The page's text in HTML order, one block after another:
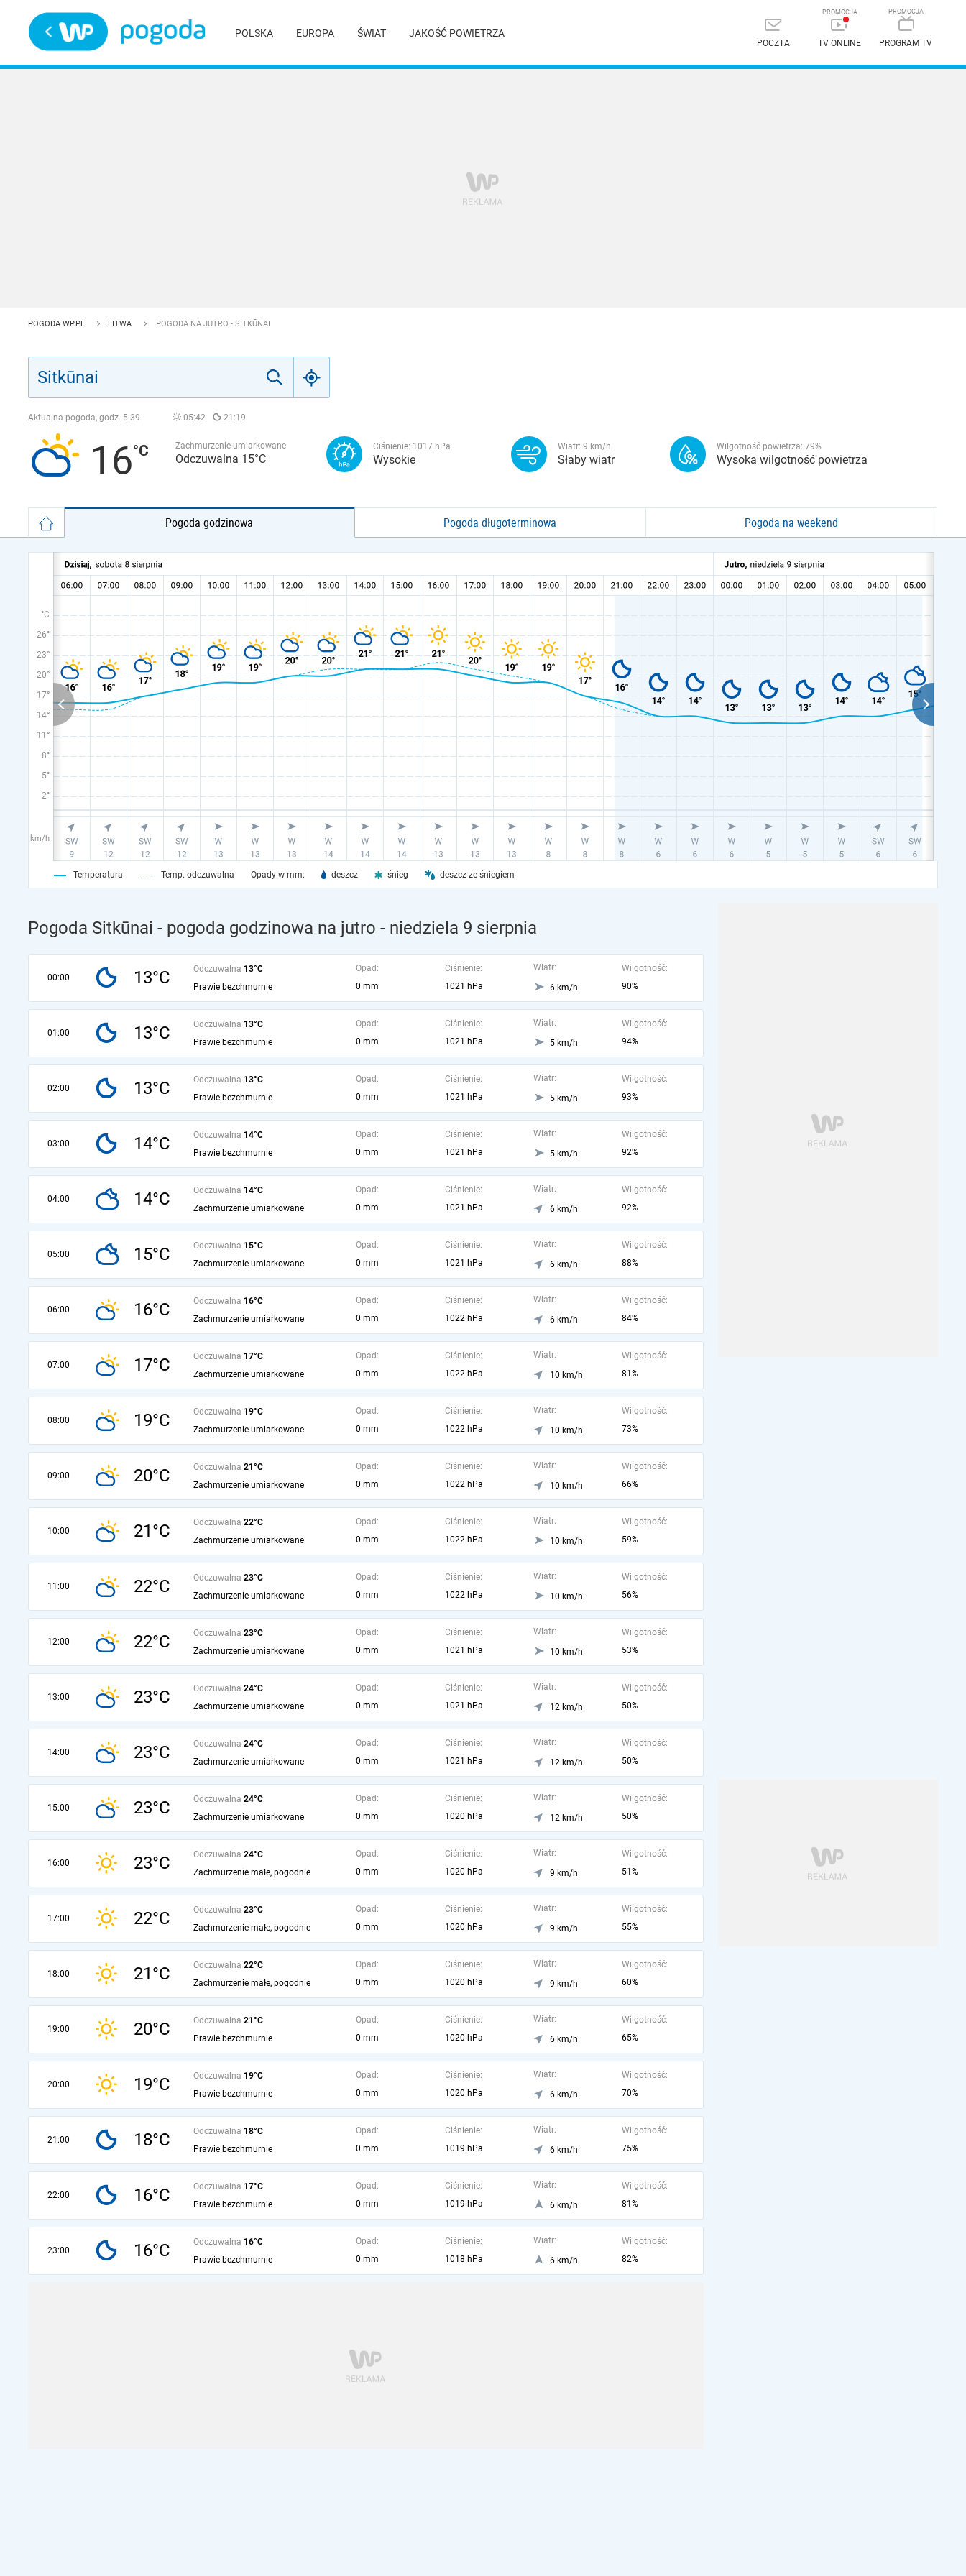
POLSKA EUROPA ŚWIAT JAKOŚĆ POWIETRZA
POCZTA TV ONLINE PROGRAM TV
POGODA WP.PL LITWA POGODA NA JUTRO - SITKŪNAI
Aktualna pogoda, godz. 5:39 05:42 21:19
16 Zachmurzenie umiarkowane
Odczuwalna 15°C
Ciśnienie: 1017 hPa
Wysokie
Wiatr: 9 km/h
Słaby wiatr
Wilgotność powietrza: 79%
Wysoka wilgotność powietrza
Pogoda godzinowa Pogoda długoterminowa Pogoda na weekend
°C
26°
23°
20°
17°
14°
11°
8°
5°
2°
km/h
Temperatura Temp. odczuwalna Opady w mm: deszcz śnieg deszcz ze śniegiem
Pogoda Sitkūnai - pogoda godzinowa na jutro - niedziela 9 sierpnia
00:00 13°C Odczuwalna 13°C
Prawie bezchmurnie
Opad:
0 mm
Ciśnienie:
1021 hPa
Wiatr:
6 km/h
Wilgotność:
90%
01:00 13°C Odczuwalna 13°C
Prawie bezchmurnie
Opad:
0 mm
Ciśnienie:
1021 hPa
Wiatr:
5 km/h
Wilgotność:
94%
02:00 13°C Odczuwalna 13°C
Prawie bezchmurnie
Opad:
0 mm
Ciśnienie:
1021 hPa
Wiatr:
5 km/h
Wilgotność:
93%
03:00 14°C Odczuwalna 14°C
Prawie bezchmurnie
Opad:
0 mm
Ciśnienie:
1021 hPa
Wiatr:
5 km/h
Wilgotność:
92%
04:00 14°C Odczuwalna 14°C
Zachmurzenie umiarkowane
Opad:
0 mm
Ciśnienie:
1021 hPa
Wiatr:
6 km/h
Wilgotność:
92%
05:00 15°C Odczuwalna 15°C
Zachmurzenie umiarkowane
Opad:
0 mm
Ciśnienie:
1021 hPa
Wiatr:
6 km/h
Wilgotność:
88%
06:00 16°C Odczuwalna 16°C
Zachmurzenie umiarkowane
Opad:
0 mm
Ciśnienie:
1022 hPa
Wiatr:
6 km/h
Wilgotność:
84%
07:00 17°C Odczuwalna 17°C
Zachmurzenie umiarkowane
Opad:
0 mm
Ciśnienie:
1022 hPa
Wiatr:
10 km/h
Wilgotność:
81%
08:00 19°C Odczuwalna 19°C
Zachmurzenie umiarkowane
Opad:
0 mm
Ciśnienie:
1022 hPa
Wiatr:
10 km/h
Wilgotność:
73%
09:00 20°C Odczuwalna 21°C
Zachmurzenie umiarkowane
Opad:
0 mm
Ciśnienie:
1022 hPa
Wiatr:
10 km/h
Wilgotność:
66%
10:00 21°C Odczuwalna 22°C
Zachmurzenie umiarkowane
Opad:
0 mm
Ciśnienie:
1022 hPa
Wiatr:
10 km/h
Wilgotność:
59%
11:00 22°C Odczuwalna 23°C
Zachmurzenie umiarkowane
Opad:
0 mm
Ciśnienie:
1022 hPa
Wiatr:
10 km/h
Wilgotność:
56%
12:00 22°C Odczuwalna 23°C
Zachmurzenie umiarkowane
Opad:
0 mm
Ciśnienie:
1021 hPa
Wiatr:
10 km/h
Wilgotność:
53%
13:00 23°C Odczuwalna 24°C
Zachmurzenie umiarkowane
Opad:
0 mm
Ciśnienie:
1021 hPa
Wiatr:
12 km/h
Wilgotność:
50%
14:00 23°C Odczuwalna 24°C
Zachmurzenie umiarkowane
Opad:
0 mm
Ciśnienie:
1021 hPa
Wiatr:
12 km/h
Wilgotność:
50%
15:00 23°C Odczuwalna 24°C
Zachmurzenie umiarkowane
Opad:
0 mm
Ciśnienie:
1020 hPa
Wiatr:
12 km/h
Wilgotność:
50%
16:00 23°C Odczuwalna 24°C
Zachmurzenie małe, pogodnie
Opad:
0 mm
Ciśnienie:
1020 hPa
Wiatr:
9 km/h
Wilgotność:
51%
17:00 22°C Odczuwalna 23°C
Zachmurzenie małe, pogodnie
Opad:
0 mm
Ciśnienie:
1020 hPa
Wiatr:
9 km/h
Wilgotność:
55%
18:00 21°C Odczuwalna 22°C
Zachmurzenie małe, pogodnie
Opad:
0 mm
Ciśnienie:
1020 hPa
Wiatr:
9 km/h
Wilgotność:
60%
19:00 20°C Odczuwalna 21°C
Prawie bezchmurnie
Opad:
0 mm
Ciśnienie:
1020 hPa
Wiatr:
6 km/h
Wilgotność:
65%
20:00 19°C Odczuwalna 19°C
Prawie bezchmurnie
Opad:
0 mm
Ciśnienie:
1020 hPa
Wiatr:
6 km/h
Wilgotność:
70%
21:00 18°C Odczuwalna 18°C
Prawie bezchmurnie
Opad:
0 mm
Ciśnienie:
1019 hPa
Wiatr:
6 km/h
Wilgotność:
75%
22:00 16°C Odczuwalna 17°C
Prawie bezchmurnie
Opad:
0 mm
Ciśnienie:
1019 hPa
Wiatr:
6 km/h
Wilgotność:
81%
23:00 16°C Odczuwalna 16°C
Prawie bezchmurnie
Opad:
0 mm
Ciśnienie:
1018 hPa
Wiatr:
6 km/h
Wilgotność:
82%